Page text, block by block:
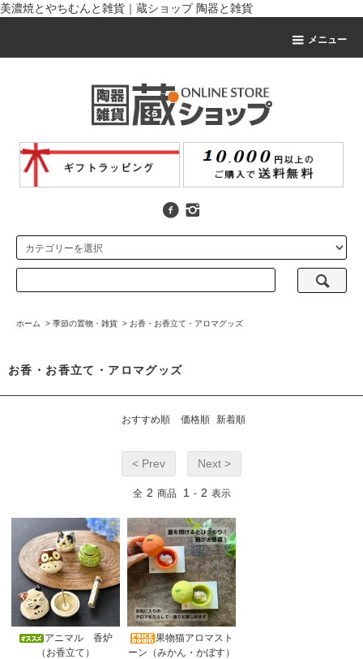
美濃焼とやちむんと雑貨｜蔵ショップ 陶器と雑貨
メニュー
ホーム > 季節の置物・雑貨 > お香・お香立て・アロマグッズ
お香・お香立て・アロマグッズ
おすすめ順 価格順 新着順
< Prev Next >
全 2 商品 1 - 2 表示
アニマル 香炉
（お香立て）
果物猫アロマスト
ーン（みかん・かぼす）